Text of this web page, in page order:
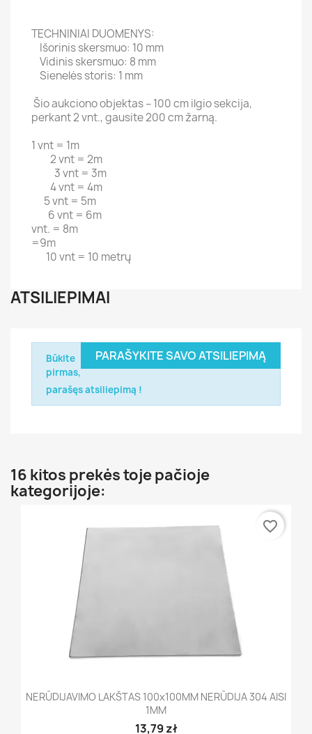
TECHNINIAI DUOMENYS:
Išorinis skersmuo: 10 mm
Vidinis skersmuo: 8 mm
Sienelės storis: 1 mm
Šio aukciono objektas – 100 cm ilgio sekcija,
perkant 2 vnt., gausite 200 cm žarną.
1 vnt = 1m
2 vnt = 2m
3 vnt = 3m
4 vnt = 4m
5 vnt = 5m
6 vnt = 6m
vnt. = 8m
=9m
10 vnt = 10 metrų
ATSILIEPIMAI
PARAŠYKITE SAVO ATSILIEPIMĄ
Būkite
pirmas,
parašęs atsiliepimą !
16 kitos prekės toje pačioje
kategorijoje:
NERŪDIJAVIMO LAKŠTAS 100x100MM NERŪDIJA 304 AISI
1MM
13,79 zł
favorite_border